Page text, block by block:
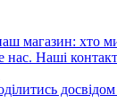
магазин: хто
Наші